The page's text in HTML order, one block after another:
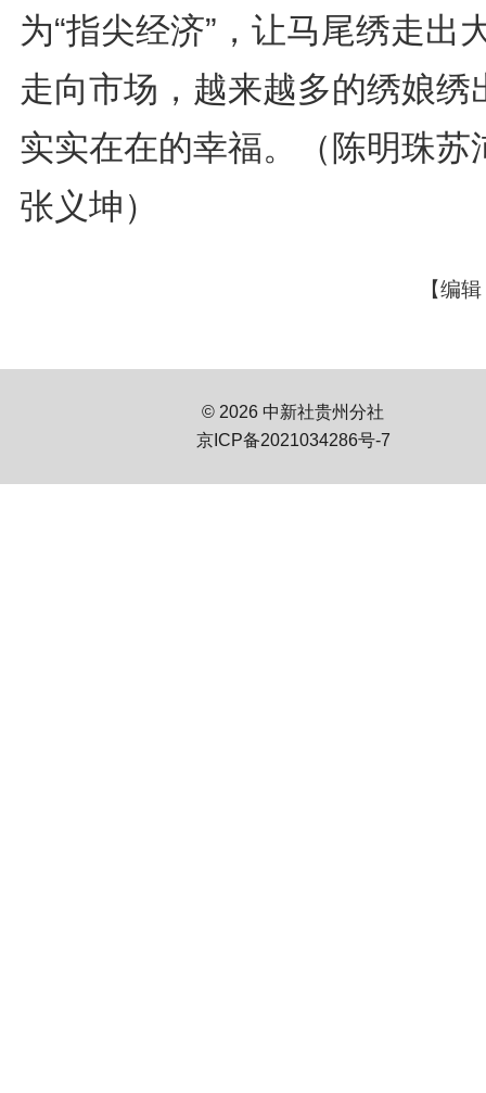
为“指尖经济”，让马尾绣走出
走向市场，越来越多的绣娘绣
实实在在的幸福。（陈明珠苏
张义坤）
【编
© 2026 中新社贵州分社
京ICP备2021034286号-7